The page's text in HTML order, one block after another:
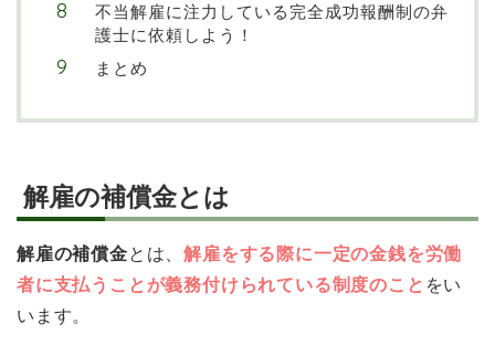
不当解雇に注力している完全成功報酬制の弁
護士に依頼しよう！
まとめ
解雇の補償金とは
解雇の補償金とは、解雇をする際に一定の金銭を労働
者に支払うことが義務付けられている制度のこと をい
います。